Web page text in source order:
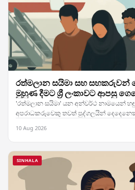
රත්මලාන සයිමා සහ සහකරුවන්
මුහුණ දීමට ශ්‍රී ලංකාවට ආපසු
'රත්මලාන සයිමා' යන අන්වර්ථ නාමයෙන්
අපරාධකරුවෙකු තවත් පුද්ගලයින්
10 Aug 2026
SINHALA